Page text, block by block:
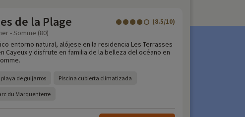
de la Plage (8.5/10)
- Somme (80)
entorno natural, alójese en la residencia Les Terrasses
Cayeux y disfrute en familia de la belleza del océano en
playa de guijarros Piscina cubierta climatizada
du Marquenterre